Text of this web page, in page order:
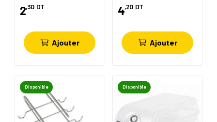
2,30 DT
Ajouter
4,20 DT
Ajouter
Disponible Disponible